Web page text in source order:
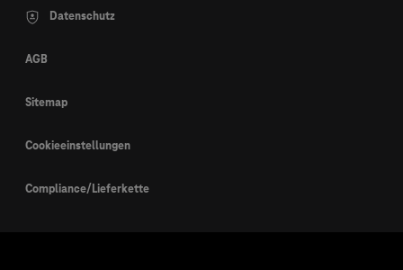
Datenschutz
AGB
Sitemap
Cookieeinstellungen
Compliance/Lieferkette